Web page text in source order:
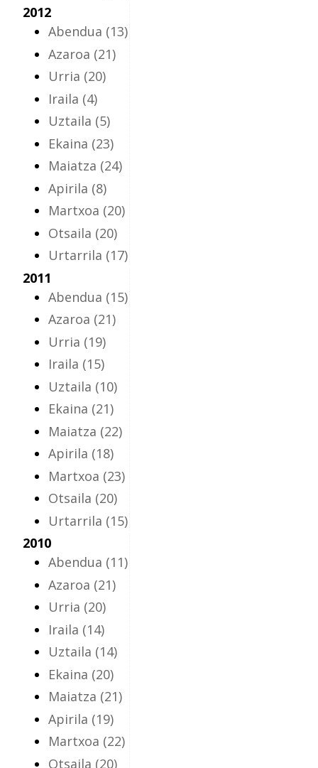
2012
Abendua (13)
Azaroa (21)
Urria (20)
Iraila (4)
Uztaila (5)
Ekaina (23)
Maiatza (24)
Apirila (8)
Martxoa (20)
Otsaila (20)
Urtarrila (17)
2011
Abendua (15)
Azaroa (21)
Urria (19)
Iraila (15)
Uztaila (10)
Ekaina (21)
Maiatza (22)
Apirila (18)
Martxoa (23)
Otsaila (20)
Urtarrila (15)
2010
Abendua (11)
Azaroa (21)
Urria (20)
Iraila (14)
Uztaila (14)
Ekaina (20)
Maiatza (21)
Apirila (19)
Martxoa (22)
Otsaila (20)